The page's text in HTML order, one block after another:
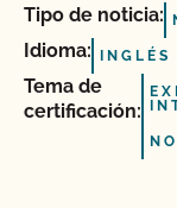
Tipo de noticia:
Idioma: INGLÉS
Tema de
certificación: